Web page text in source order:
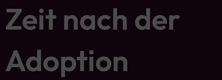
Zeit nach der
Adoption